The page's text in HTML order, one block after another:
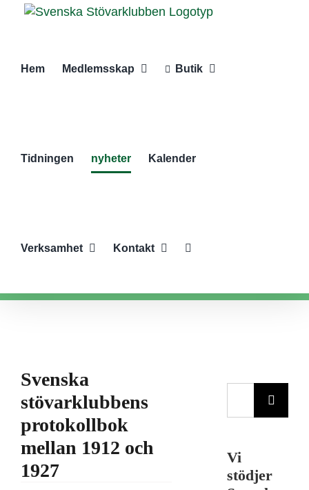
Fortsätt
Hem Medlemsskap Butik
Tidningen nyheter Kalender
Verksamhet Kontakt
Svenska
stövarklubbens
protokollbok
mellan 1912 och
1927
Vi
stödjer